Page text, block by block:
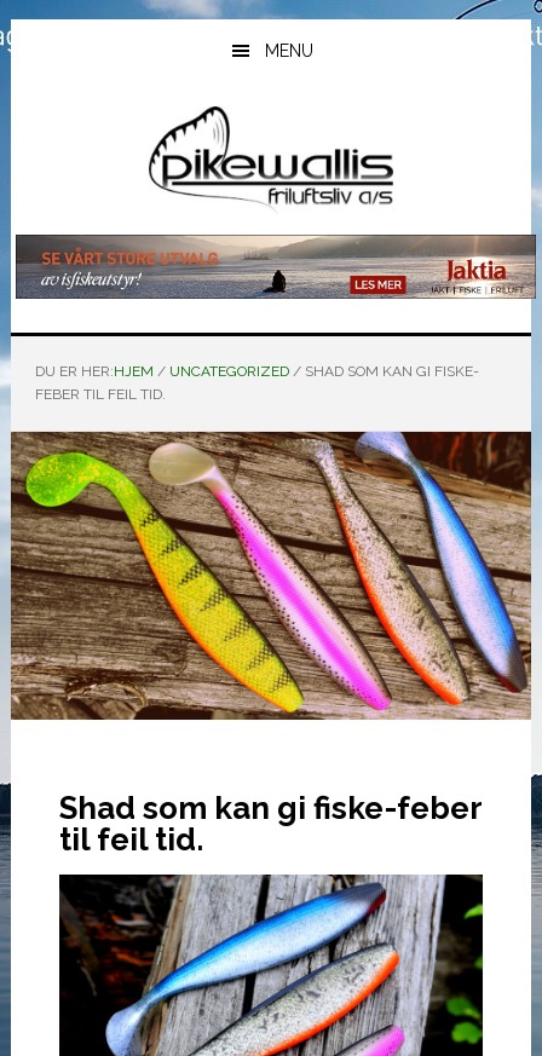
Hopp
til
Hopp
til
Hopp
til
MENU
DU ER HER:HJEM / UNCATEGORIZED /SHAD SOM KAN GI FISKE-
FEBER TIL FEIL TID.
Shad som kan gi fiske-feber
til feil tid.